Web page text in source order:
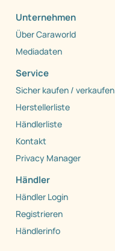
Unternehmen
Über Caraworld
Mediadaten
Service
Sicher kaufen / verkaufen
Herstellerliste
Händlerliste
Kontakt
Privacy Manager
Händler
Händler Login
Registrieren
Händlerinfo